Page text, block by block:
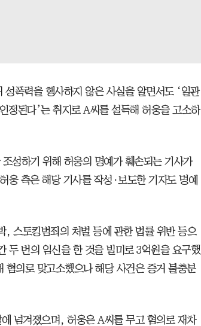
폭력을 행사하지 않은 사실을 알면서도 ‘일관
정된다’는 취지로 A씨를 설득해 허웅을 고소하
성하기 위해 허웅의 명예가 훼손되는 기사가
웅 측은 해당 기사를 작성·보도한 기자도 명예
스토킹범죄의 처벌 등에 관한 법률 위반 등으
두 번의 임신을 한 것을 빌미로 3억원을 요구했
의로 맞고소했으나 해당 사건은 증거 불충분
넘겨졌으며, 허웅은 A씨를 무고 혐의로 재차